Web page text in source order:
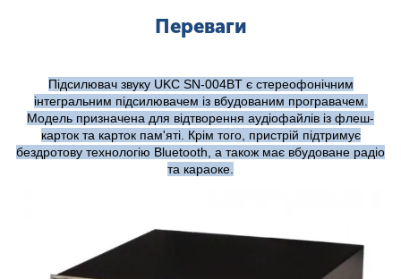
Переваги
Підсилювач звуку UKC SN-004BT є стереофонічним
інтегральним підсилювачем із вбудованим програвачем.
Модель призначена для відтворення аудіофайлів із флеш-
карток та карток пам'яті. Крім того, пристрій підтримує
бездротову технологію Bluetooth, а також має вбудоване радіо
та караоке.